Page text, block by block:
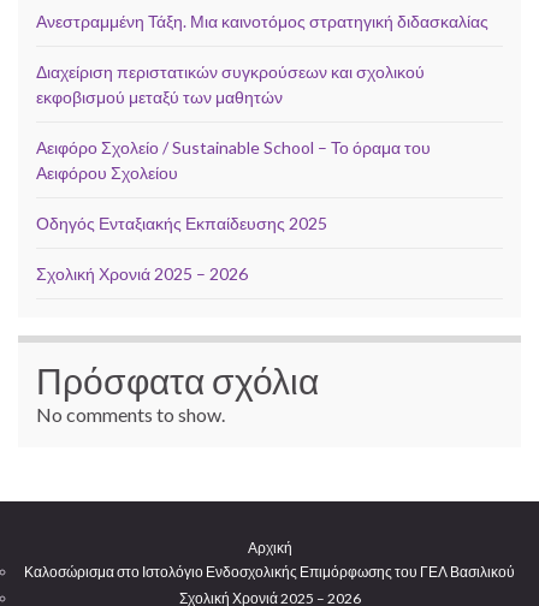
Ανεστραμμένη Τάξη. Μια καινοτόμος στρατηγική διδασκαλίας
Διαχείριση περιστατικών συγκρούσεων και σχολικού
εκφοβισμού μεταξύ των μαθητών
Αειφόρο Σχολείο / Sustainable School – Το όραμα του
Αειφόρου Σχολείου
Οδηγός Ενταξιακής Εκπαίδευσης 2025
Σχολική Χρονιά 2025 – 2026
Πρόσφατα σχόλια
No comments to show.
Αρχική
Καλοσώρισμα στο Ιστολόγιο Ενδοσχολικής Επιμόρφωσης του ΓΕΛ Βασιλικού
Σχολική Χρονιά 2025 – 2026